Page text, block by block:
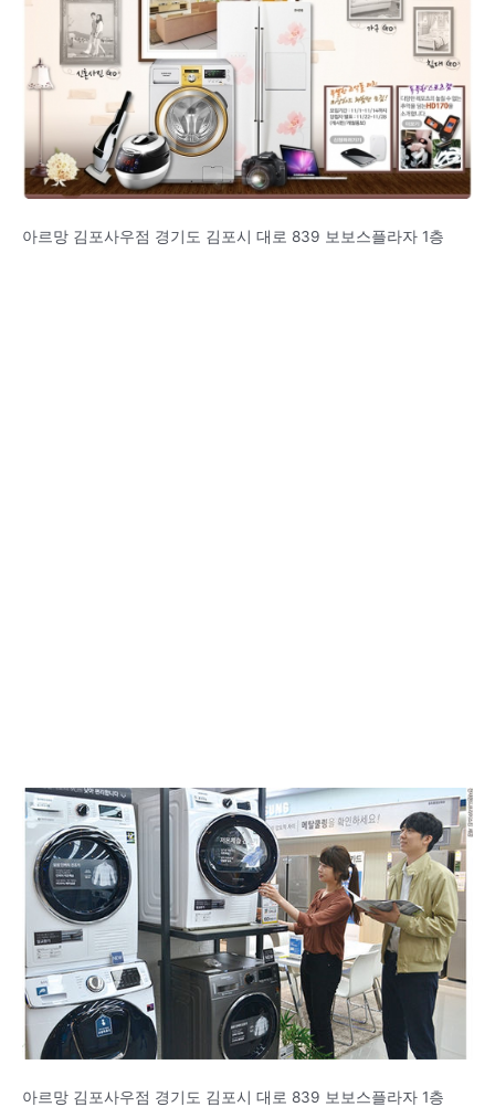
아르망 김포사우점 경기도 김포시 대로 839 보보스플라자 1층
아르망 김포사우점 경기도 김포시 대로 839 보보스플라자 1층